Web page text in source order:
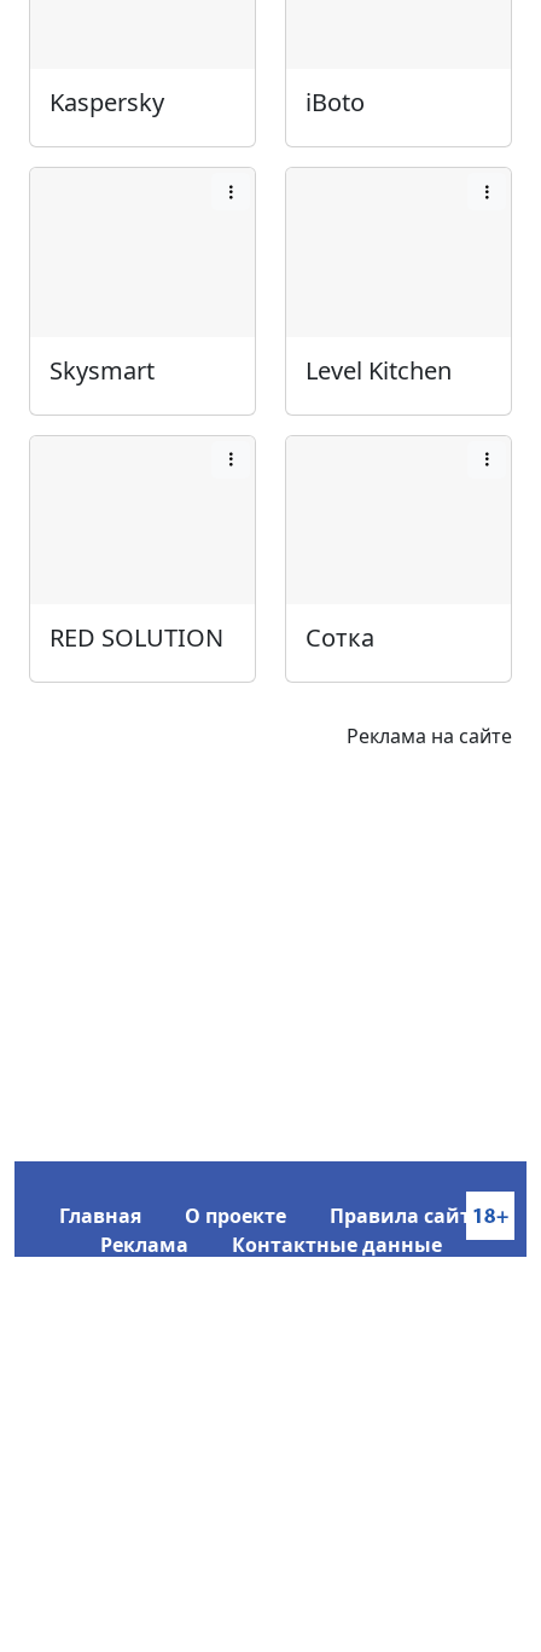
Kaspersky iBoto
Skysmart Level Kitchen
RED SOLUTION Сотка
Реклама на сайте
Главная О проекте
Правила сайта
Реклама
Контактные данные